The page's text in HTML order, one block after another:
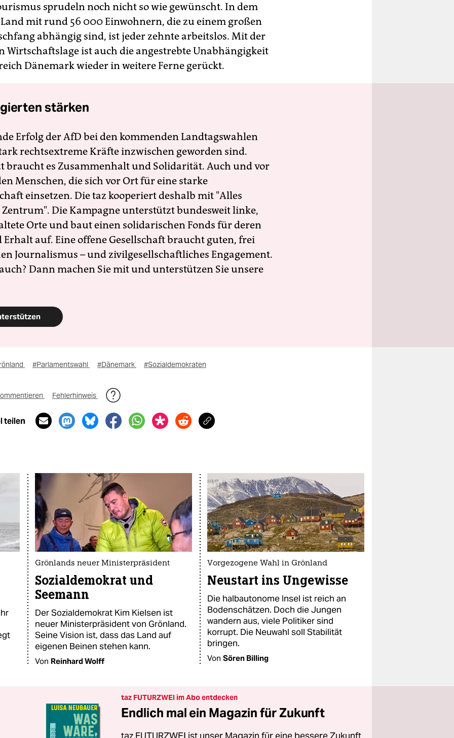
sprudeln noch nicht so wie gewünscht. In dem
mit rund 56 000 Einwohnern, die zu einem großen
abhängig sind, ist jeder zehnte arbeitslos. Mit der
Wirtschaftslage ist auch die angestrebte Unabhängigkeit
Dänemark wieder in weitere Ferne gerückt.
stärken
Erfolg der AfD bei den kommenden Landtagswahlen
rechtsextreme Kräfte inzwischen geworden sind.
braucht es Zusammenhalt und Solidarität. Auch und vor
Menschen, die sich vor Ort für eine starke
einsetzen. Die taz kooperiert deshalb mit "Alles
Die Kampagne unterstützt bundesweit linke,
Orte und baut einen solidarischen Fonds für deren
Erhalt auf. Eine offene Gesellschaft braucht guten, frei
Journalismus – und zivilgesellschaftliches Engagement.
Dann machen Sie mit und unterstützen Sie unsere
#Parlamentswahl #Dänemark #Sozialdemokraten
Fehlerhinweis
teilen
Grönlands neuer Ministerpräsident
Sozialdemokrat und
Seemann
Der Sozialdemokrat Kim Kielsen ist
neuer Ministerpräsident von Grönland.
Seine Vision ist, dass das Land auf
eigenen Beinen stehen kann.
Von Reinhard Wolff
Vorgezogene Wahl in Grönland
Neustart ins Ungewisse
Die halbautonome Insel ist reich an
Bodenschätzen. Doch die Jungen
wandern aus, viele Politiker sind
korrupt. Die Neuwahl soll Stabilität
bringen.
Von Sören Billing
taz FUTURZWEI im Abo entdecken
Endlich mal ein Magazin für Zukunft